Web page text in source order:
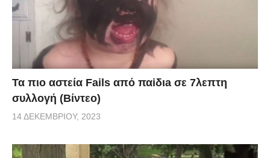
Τα πιο αστεία Fails από παiδιa σε 7λεπτη
συλλογή (Βίντεο)
14 ΔΕΚΕΜΒΡΊΟΥ, 2023